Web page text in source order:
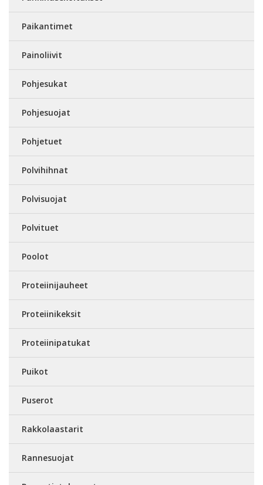
Paikantimet
Painoliivit
Pohjesukat
Pohjesuojat
Pohjetuet
Polvihihnat
Polvisuojat
Polvituet
Poolot
Proteiinijauheet
Proteiinikeksit
Proteiinipatukat
Puikot
Puserot
Rakkolaastarit
Rannesuojat